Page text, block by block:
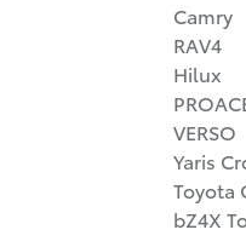
Camry
RAV4
Hilux
VERSO
Yaris
Toyota
bZ4X